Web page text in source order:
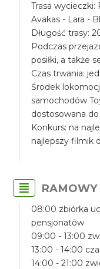
Trasa wycieczki:
Avakas - Lara -
Długość trasy:
Podczas
posiłki, a także
Czas trwania:
Środek
samochodów
dostosowana
Konkurs: na
najlepszy filmik
08:00 zbiórka
pensjonatów
09:00 - 13:00
13:00 - 14:00
14:00 - 21:00